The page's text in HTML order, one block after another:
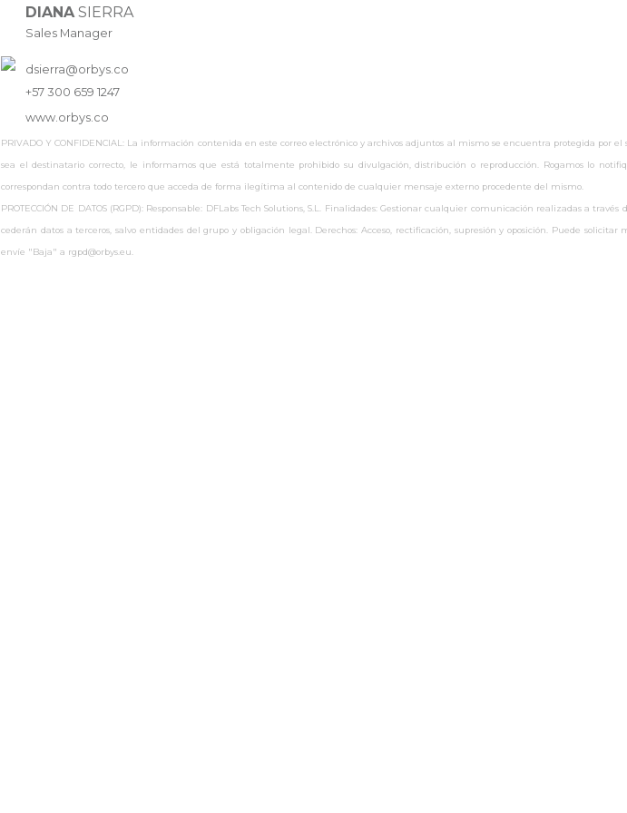
DIANA SIERRA
Sales Manager
dsierra@orbys.co
+57 300 659 1247
www.orbys.co
PRIVADO Y CONFIDENCIAL: La información contenida en este correo electrónico y archivos adjuntos al mismo se encuentra protegida
sea el destinatario correcto, le informamos que está totalmente prohibido su divulgación, distribución o reproducción. Rogamos lo
correspondan contra todo tercero que acceda de forma ilegítima al contenido de cualquier mensaje externo procedente del mismo.
PROTECCIÓN DE DATOS (RGPD): Responsable: DFLabs Tech Solutions, S.L. Finalidades: Gestionar cualquier comunicación realizadas a
cederán datos a terceros, salvo entidades del grupo y obligación legal. Derechos: Acceso, rectificación, supresión y oposición. Puede
envíe "Baja" a rgpd@orbys.eu.